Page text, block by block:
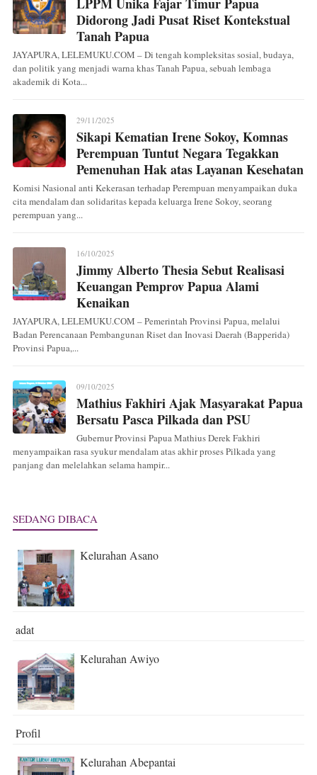
LPPM Unika Fajar Timur Papua
Didorong Jadi Pusat Riset Kontekstual
Tanah Papua
JAYAPURA, LELEMUKU.COM – Di tengah kompleksitas sosial, budaya,
dan politik yang menjadi warna khas Tanah Papua, sebuah lembaga
akademik di Kota...
29/11/2025
Sikapi Kematian Irene Sokoy, Komnas
Perempuan Tuntut Negara Tegakkan
Pemenuhan Hak atas Layanan Kesehatan
Komisi Nasional anti Kekerasan terhadap Perempuan menyampaikan duka
cita mendalam dan solidaritas kepada keluarga Irene Sokoy, seorang
perempuan yang...
16/10/2025
Jimmy Alberto Thesia Sebut Realisasi
Keuangan Pemprov Papua Alami
Kenaikan
JAYAPURA, LELEMUKU.COM – Pemerintah Provinsi Papua, melalui
Badan Perencanaan Pembangunan Riset dan Inovasi Daerah (Bapperida)
Provinsi Papua,...
09/10/2025
Mathius Fakhiri Ajak Masyarakat Papua
Bersatu Pasca Pilkada dan PSU
Gubernur Provinsi Papua Mathius Derek Fakhiri
menyampaikan rasa syukur mendalam atas akhir proses Pilkada yang
panjang dan melelahkan selama hampir...
SEDANG DIBACA
Kelurahan Asano
adat
Kelurahan Awiyo
Profil
Kelurahan Abepantai